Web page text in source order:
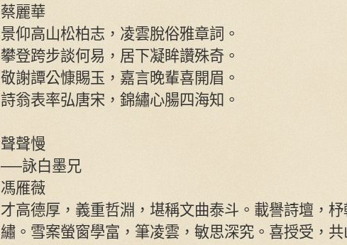
蔡麗華
景仰高山松柏志，凌雲脫俗雅章詞。
攀登跨步談何易，居下凝眸讚殊奇。
敬謝譚公慷賜玉，嘉言晚輩喜開眉。
詩翁表率弘唐宋，錦繡心腸四海知。
聲聲慢
──詠白墨兄
馮雁薇
才高德厚，義重哲淵，堪稱文曲泰斗。載譽詩壇，
繡。雪案螢窗學富，筆凌雲，敏思深究。喜授受，